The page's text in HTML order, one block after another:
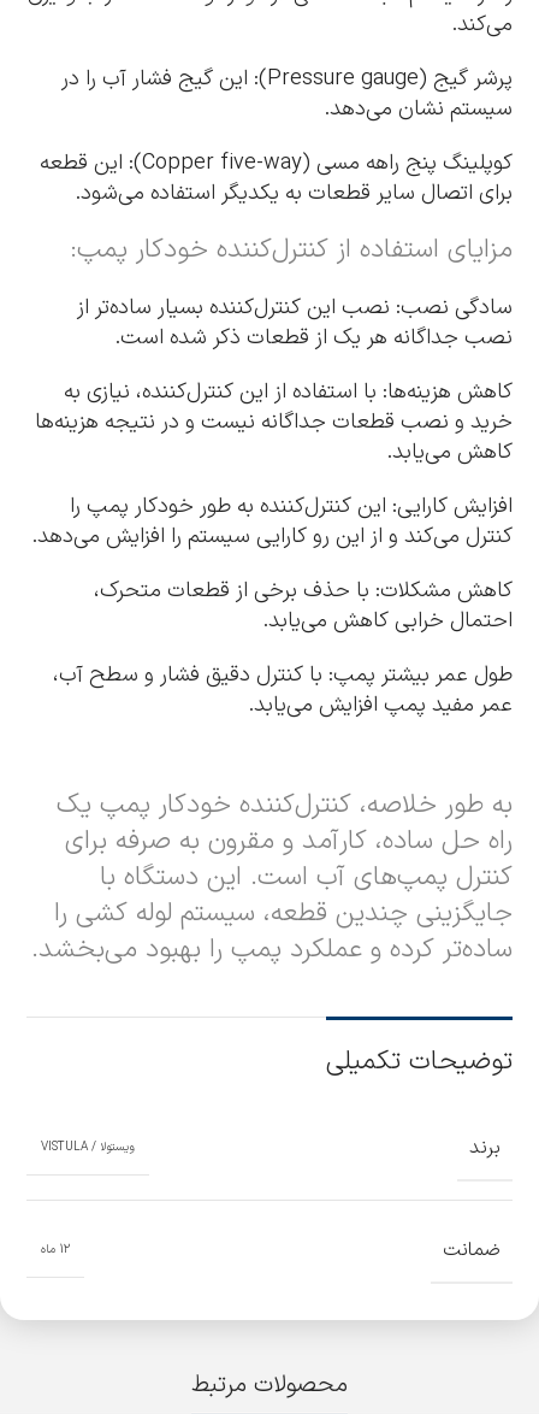
می‌کند.
پرشر گیج (Pressure gauge): این گیج فشار آب را در
سیستم نشان می‌دهد.
کوپلینگ پنج راهه مسی (Copper five-way): این قطعه
برای اتصال سایر قطعات به یکدیگر استفاده می‌شود.
مزایای استفاده از کنترل‌کننده خودکار پمپ:
سادگی نصب: نصب این کنترل‌کننده بسیار ساده‌تر از
نصب جداگانه هر یک از قطعات ذکر شده است.
کاهش هزینه‌ها: با استفاده از این کنترل‌کننده، نیازی به
خرید و نصب قطعات جداگانه نیست و در نتیجه هزینه‌ها
کاهش می‌یابد.
افزایش کارایی: این کنترل‌کننده به طور خودکار پمپ را
کنترل می‌کند و از این رو کارایی سیستم را افزایش می‌دهد.
کاهش مشکلات: با حذف برخی از قطعات متحرک،
احتمال خرابی کاهش می‌یابد.
طول عمر بیشتر پمپ: با کنترل دقیق فشار و سطح آب،
عمر مفید پمپ افزایش می‌یابد.
به طور خلاصه، کنترل‌کننده خودکار پمپ یک
راه حل ساده، کارآمد و مقرون به صرفه برای
کنترل پمپ‌های آب است. این دستگاه با
جایگزینی چندین قطعه، سیستم لوله کشی را
ساده‌تر کرده و عملکرد پمپ را بهبود می‌بخشد.
توضیحات تکمیلی
برند ویستولا / VISTULA
ضمانت 12 ماه
محصولات مرتبط